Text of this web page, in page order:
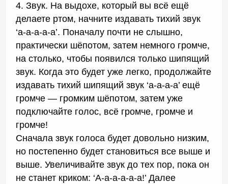
4. Звук. На выдохе, который вы всё ещё
делаете ртом, начните издавать тихий звук
‘а-а-а-а-а’. Поначалу почти не слышно,
практически шёпотом, затем немного громче,
на столько, чтобы появился только шипящий
звук. Когда это будет уже легко, продолжайте
издавать тихий шипящий звук ‘а-а-а-а’ ещё
громче — громким шёпотом, затем уже
подключайте голос, всё громче, громче и
громче!
Сначала звук голоса будет довольно низким,
но постепенно будет становиться все выше и
выше. Увеличивайте звук до тех пор, пока он
не станет криком: ‘А-а-а-а-а-а!’ Далее